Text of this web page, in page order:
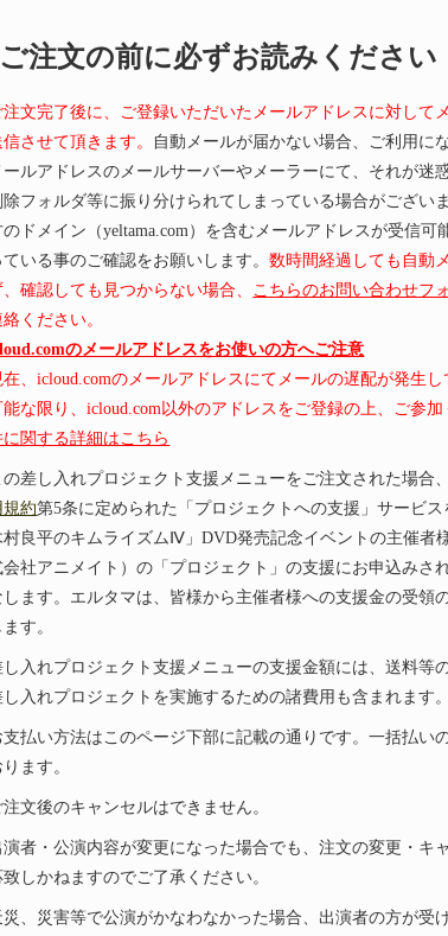
ご注文の前に必ずお読みください
文完了後に、ご登録いただいたメールアドレスに対して
信させて頂きます。
自動メールが届かない場合、ご利用に
ールアドレスのメールサーバーやメーラーにて、それが迷
除フォルダ等に振り分けられてしまっている場合がござい
のドメイン（yeltama.com）を含むメールアドレスが受信可
ている事のご確認をお願いします。数時間経過しても自動
、確認しても見つからない場合、
こちらのお問い合わせフ
ください。
のメールアドレスをお使いの方へご注意
在、icloud.comのメールアドレスにてメールの遅配が発生し
能な限り、icloud.com以外のアドレスをご登録の上、ご参
に関する詳細はこちら
差し入れプロジェクト支援メニューをご注文された場合、
規約第5条に定められた「プロジェクトへの支援」サービス
村良平のキムライズムⅣ」DVD発売記念イベントの主催者
会社アニメイト）の「プロジェクト」の支援にお申込みさ
します。エルタマは、皆様から主催者様への支援金の受領
ます。
入れプロジェクト支援メニューの支援金額には、送料等
し入れプロジェクトを実施するための諸費用も含まれます。
払い方法はこのページ下部に記載の通りです。一括払い
ります。
文後のキャンセルはできません。
者・公演内容が変更になった場合でも、注文の変更・キ
致しかねますのでご了承ください。
、災害等で公演がかなわなかった場合、出演者の方が受